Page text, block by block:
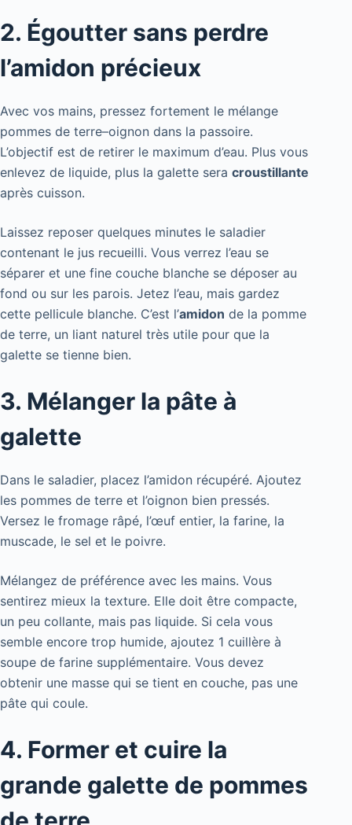
2. Égoutter sans perdre
l’amidon précieux
Avec vos mains, pressez fortement le mélange
pommes de terre–oignon dans la passoire.
L’objectif est de retirer le maximum d’eau. Plus vous
enlevez de liquide, plus la galette sera croustillante
après cuisson.
Laissez reposer quelques minutes le saladier
contenant le jus recueilli. Vous verrez l’eau se
séparer et une fine couche blanche se déposer au
fond ou sur les parois. Jetez l’eau, mais gardez
cette pellicule blanche. C’est l’amidon de la pomme
de terre, un liant naturel très utile pour que la
galette se tienne bien.
3. Mélanger la pâte à
galette
Dans le saladier, placez l’amidon récupéré. Ajoutez
les pommes de terre et l’oignon bien pressés.
Versez le fromage râpé, l’œuf entier, la farine, la
muscade, le sel et le poivre.
Mélangez de préférence avec les mains. Vous
sentirez mieux la texture. Elle doit être compacte,
un peu collante, mais pas liquide. Si cela vous
semble encore trop humide, ajoutez 1 cuillère à
soupe de farine supplémentaire. Vous devez
obtenir une masse qui se tient en couche, pas une
pâte qui coule.
4. Former et cuire la
grande galette de pommes